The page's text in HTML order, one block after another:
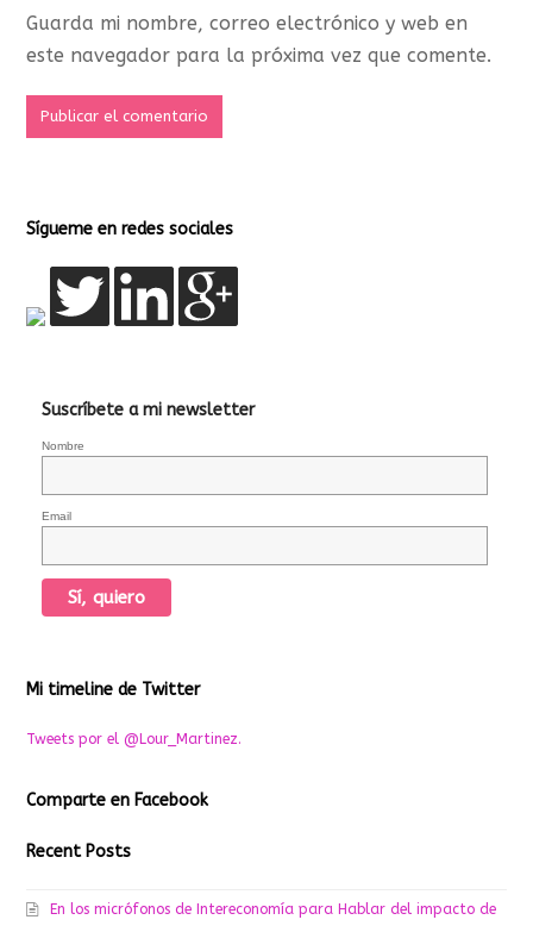
Guarda mi nombre, correo electrónico y web en
este navegador para la próxima vez que comente.
Sígueme en redes sociales
Suscríbete a mi newsletter
Nombre
Email
Mi timeline de Twitter
Tweets por el @Lour_Martinez.
Comparte en Facebook
Recent Posts
En los micrófonos de Intereconomía para Hablar del impacto de